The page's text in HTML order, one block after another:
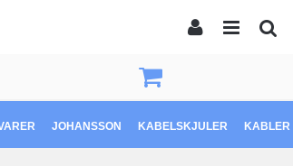
JOHANSSON KABELSKJULER KABLER